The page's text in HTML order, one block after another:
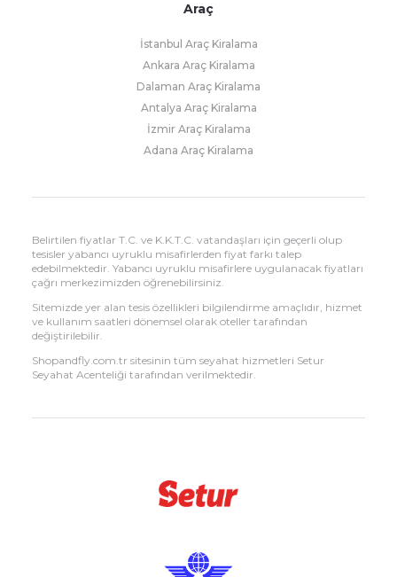
Araç
İstanbul Araç Kiralama
Ankara Araç Kiralama
Dalaman Araç Kiralama
Antalya Araç Kiralama
İzmir Araç Kiralama
Adana Araç Kiralama
Belirtilen fiyatlar T.C. ve K.K.T.C. vatandaşları için geçerli olup
tesisler yabancı uyruklu misafirlerden fiyat farkı talep
edebilmektedir. Yabancı uyruklu misafirlere uygulanacak fiyatları
çağrı merkezimizden öğrenebilirsiniz.
Sitemizde yer alan tesis özellikleri bilgilendirme amaçlıdır, hizmet
ve kullanım saatleri dönemsel olarak oteller tarafından
değiştirilebilir.
Shopandfly.com.tr sitesinin tüm seyahat hizmetleri Setur
Seyahat Acenteliği tarafından verilmektedir.